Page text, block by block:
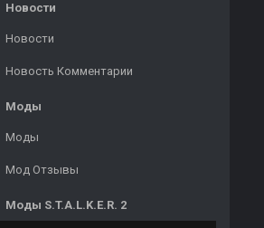
Новости
Новости
Новость Комментарии
Моды
Моды
Мод Отзывы
Моды S.T.A.L.K.E.R. 2